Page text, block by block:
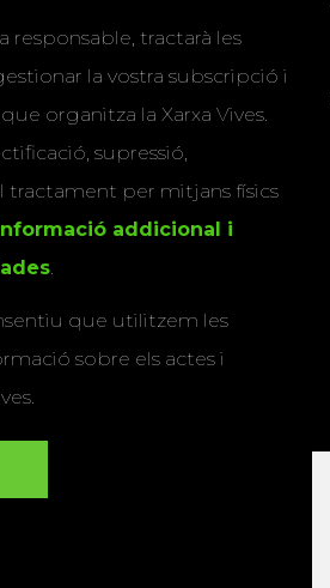
responsable, tractarà les
la vostra subscripció i
organitza la Xarxa Vives.
supressió,
per mitjans físics
addicional i
.
que utilitzem les
sobre els actes i